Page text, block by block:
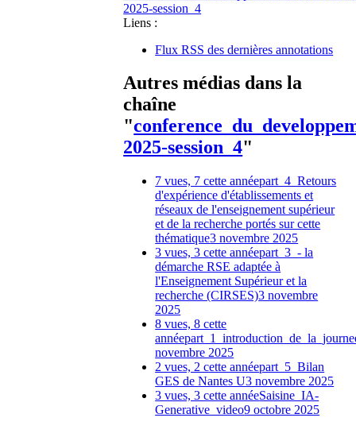
2025-session_4
Liens :
Flux RSS des dernières annotations
Autres médias dans la
chaîne
"
2025-session_4"
7 vues, 7 cette annéepart_4_Retours
d'expérience d'établissements et
réseaux de l'enseignement supérieur
et de la recherche portés sur cette
thématique3 novembre 2025
3 vues, 3 cette annéepart_3_- la
démarche RSE adaptée à
l'Enseignement Supérieur et la
recherche (CIRSES)3 novembre
2025
8 vues, 8 cette
année
novembre 2025
2 vues, 2 cette annéepart_5_Bilan
GES de Nantes U3 novembre 2025
3 vues, 3 cette annéeSaisine_IA-
Generative_video9 octobre 2025